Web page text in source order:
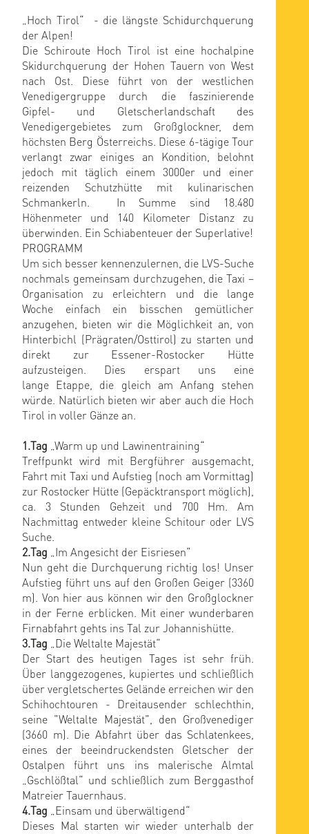
„Hoch Tirol“ - die längste Schidurchquerung
der Alpen!
Die Schiroute Hoch Tirol ist eine hochalpine
Skidurchquerung der Hohen Tauern von West
nach Ost. Diese führt von der westlichen
Venedigergruppe durch die faszinierende
Gipfel- und Gletscherlandschaft des
Venedigergebietes zum Großglockner, dem
höchsten Berg Österreichs. Diese 6-tägige Tour
verlangt zwar einiges an Kondition, belohnt
jedoch mit täglich einem 3000er und einer
reizenden Schutzhütte mit kulinarischen
Schmankerln. In Summe sind 18.480
Höhenmeter und 140 Kilometer Distanz zu
überwinden. Ein Schiabenteuer der Superlative!
PROGRAMM
Um sich besser kennenzulernen, die LVS-Suche
nochmals gemeinsam durchzugehen, die Taxi –
Organisation zu erleichtern und die lange
Woche einfach ein bisschen gemütlicher
anzugehen, bieten wir die Möglichkeit an, von
Hinterbichl (Prägraten/Osttirol) zu starten und
direkt zur Essener-Rostocker Hütte
aufzusteigen. Dies erspart uns eine
lange Etappe, die gleich am Anfang stehen
würde. Natürlich bieten wir aber auch die Hoch
Tirol in voller Gänze an.
1.Tag „Warm up und Lawinentraining“
Treffpunkt wird mit Bergführer ausgemacht,
Fahrt mit Taxi und Aufstieg (noch am Vormittag)
zur Rostocker Hütte (Gepäcktransport möglich),
ca. 3 Stunden Gehzeit und 700 Hm. Am
Nachmittag entweder kleine Schitour oder LVS
Suche.
2.Tag „Im Angesicht der Eisriesen“
Nun geht die Durchquerung richtig los! Unser
Aufstieg führt uns auf den Großen Geiger (3360
m). Von hier aus können wir den Großglockner
in der Ferne erblicken. Mit einer wunderbaren
Firnabfahrt gehts ins Tal zur Johannishütte.
3.Tag „Die Weltalte Majestät“
Der Start des heutigen Tages ist sehr früh.
Über langgezogenes, kupiertes und schließlich
über vergletschertes Gelände erreichen wir den
Schihochtouren - Dreitausender schlechthin,
seine "Weltalte Majestät", den Großvenediger
(3660 m). Die Abfahrt über das Schlatenkees,
eines der beeindruckendsten Gletscher der
Ostalpen führt uns ins malerische Almtal
„Gschlößtal“ und schließlich zum Berggasthof
Matreier Tauernhaus.
4.Tag „Einsam und überwältigend“
Dieses Mal starten wir wieder unterhalb der